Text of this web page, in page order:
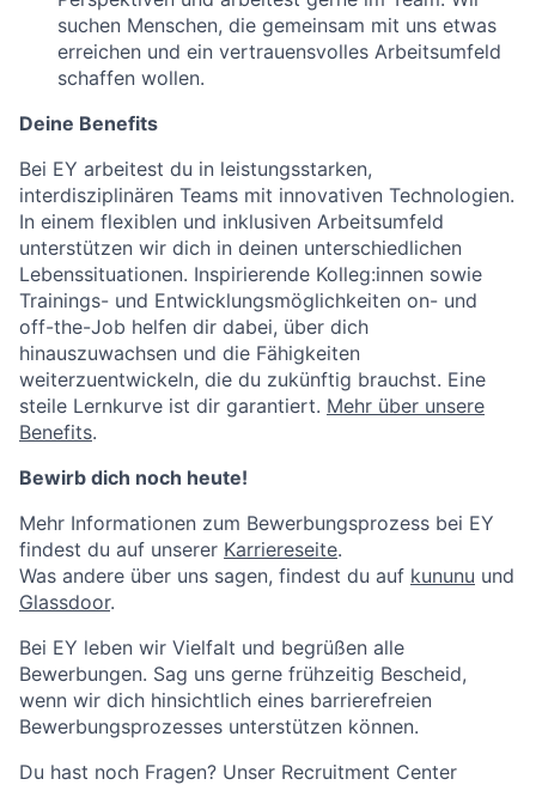
suchen Menschen, die gemeinsam mit uns etwas
erreichen und ein vertrauensvolles Arbeitsumfeld
schaffen wollen.
Deine Benefits
Bei EY arbeitest du in leistungsstarken,
interdisziplinären Teams mit innovativen Technologien.
In einem flexiblen und inklusiven Arbeitsumfeld
unterstützen wir dich in deinen unterschiedlichen
Lebenssituationen. Inspirierende Kolleg:innen sowie
Trainings- und Entwicklungsmöglichkeiten on- und
off-the-Job helfen dir dabei, über dich
hinauszuwachsen und die Fähigkeiten
weiterzuentwickeln, die du zukünftig brauchst. Eine
steile Lernkurve ist dir garantiert. Mehr über unsere
Benefits.
Bewirb dich noch heute!
Mehr Informationen zum Bewerbungsprozess bei EY
findest du auf unserer Karriereseite.
Was andere über uns sagen, findest du auf kununu und
Glassdoor.
Bei EY leben wir Vielfalt und begrüßen alle
Bewerbungen. Sag uns gerne frühzeitig Bescheid,
wenn wir dich hinsichtlich eines barrierefreien
Bewerbungsprozesses unterstützen können.
Du hast noch Fragen? Unser Recruitment Center